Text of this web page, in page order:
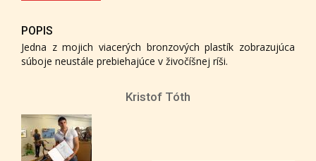
POPIS
Jedna z mojich viacerých bronzových plastík zobrazujúca
súboje neustále prebiehajúce v živočíšnej ríši.
Kristof Tóth